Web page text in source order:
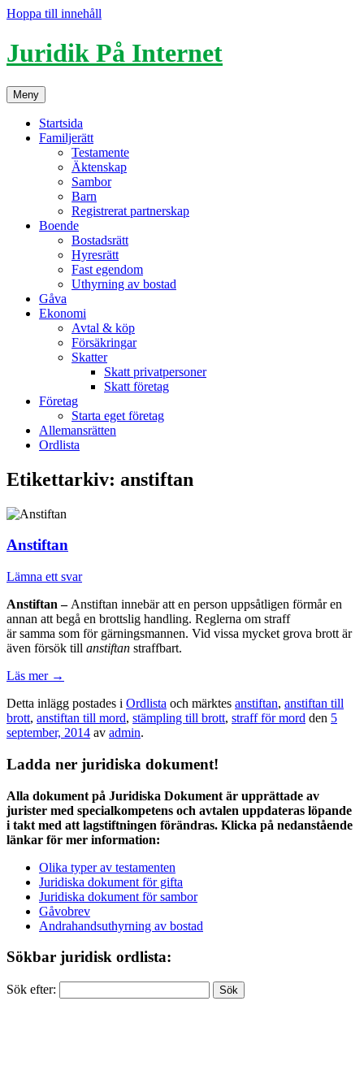
Hoppa till innehåll
Juridik På Internet
Meny
Startsida
Familjerätt
Testamente
Äktenskap
Sambor
Barn
Registrerat partnerskap
Boende
Bostadsrätt
Hyresrätt
Fast egendom
Uthyrning av bostad
Gåva
Ekonomi
Avtal & köp
Försäkringar
Skatter
Skatt privatpersoner
Skatt företag
Företag
Starta eget företag
Allemansrätten
Ordlista
Etikettarkiv: anstiftan
Anstiftan
Lämna ett svar
Anstiftan – Anstiftan innebär att en person uppsåtligen förmår en
annan att begå en brottslig handling. Reglerna om straff
är samma som för gärningsmannen. Vid vissa mycket grova brott är
även försök till anstiftan straffbart.
Läs mer →
Detta inlägg postades i Ordlista och märktes anstiftan, anstiftan till
brott, anstiftan till mord, stämpling till brott, straff för mord den 5
september, 2014 av admin.
Ladda ner juridiska dokument!
Alla dokument på Juridiska Dokument är upprättade av
jurister med specialkompetens och avtalen uppdateras löpande
i takt med att lagstiftningen förändras. Klicka på nedanstående
länkar för mer information:
Olika typer av testamenten
Juridiska dokument för gifta
Juridiska dokument för sambor
Gåvobrev
Andrahandsuthyrning av bostad
Sökbar juridisk ordlista:
Sök efter: